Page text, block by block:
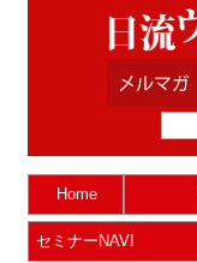
Home
セミナーNAVI